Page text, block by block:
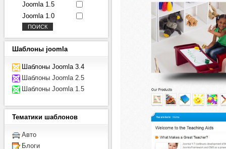
Joomla 1.5
Joomla 1.0
Шаблоны joomla
Шаблоны Joomla 3.4
Шаблоны Joomla 2.5
Шаблоны Joomla 1.5
Тематики шаблонов
Авто
Блоги